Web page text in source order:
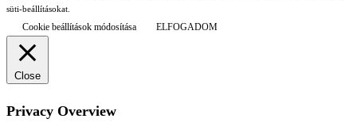
süti-beállításokat.
Cookie beállítások módosítása ELFOGADOM
Close
Privacy Overview